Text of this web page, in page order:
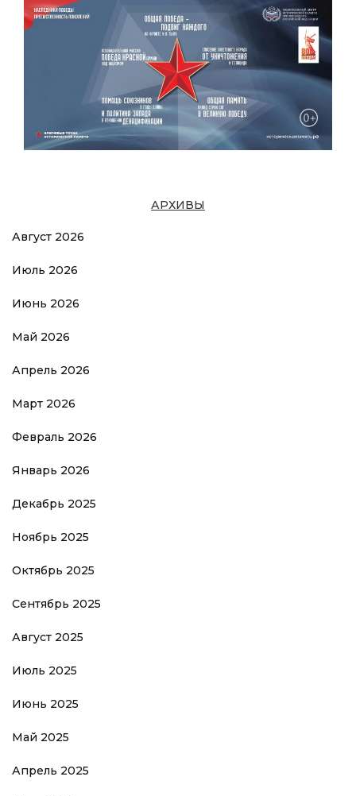
АРХИВЫ
Август 2026
Июль 2026
Июнь 2026
Май 2026
Апрель 2026
Март 2026
Февраль 2026
Январь 2026
Декабрь 2025
Ноябрь 2025
Октябрь 2025
Сентябрь 2025
Август 2025
Июль 2025
Июнь 2025
Май 2025
Апрель 2025